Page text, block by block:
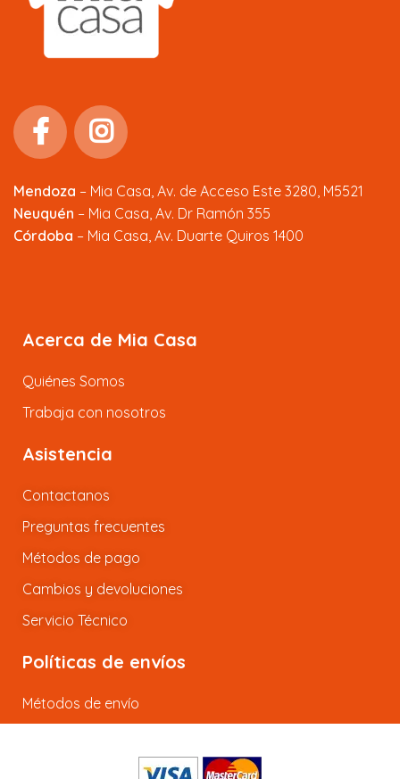
Mendoza – Mia Casa, Av. de Acceso Este 3280, M5521
Neuquén – Mia Casa, Av. Dr Ramón 355
Córdoba – Mia Casa, Av. Duarte Quiros 1400
Acerca de Mia Casa
Quiénes Somos
Trabaja con nosotros
Asistencia
Contactanos
Preguntas frecuentes
Métodos de pago
Cambios y devoluciones
Servicio Técnico
Políticas de envíos
Métodos de envío